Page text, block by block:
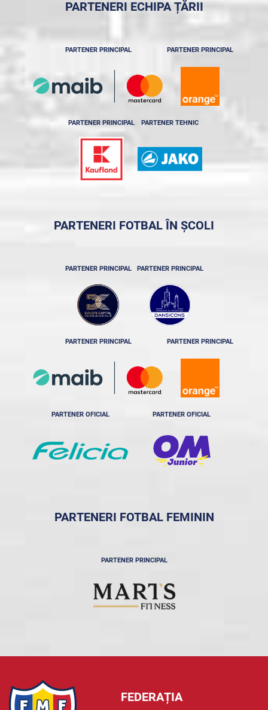
PARTENERI ECHIPA ȚĂRII
PARTENER PRINCIPAL PARTENER PRINCIPAL
PARTENER PRINCIPAL PARTENER TEHNIC
PARTENERI FOTBAL ÎN ȘCOLI
PARTENER PRINCIPAL PARTENER PRINCIPAL
PARTENER PRINCIPAL PARTENER PRINCIPAL
PARTENER OFICIAL PARTENER OFICIAL
PARTENERI FOTBAL FEMININ
PARTENER PRINCIPAL
FEDERAȚIA